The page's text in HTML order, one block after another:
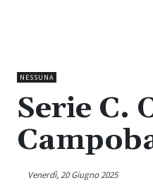
NESSUNA
Serie C.
Venerdì, 20 Giugno 2025